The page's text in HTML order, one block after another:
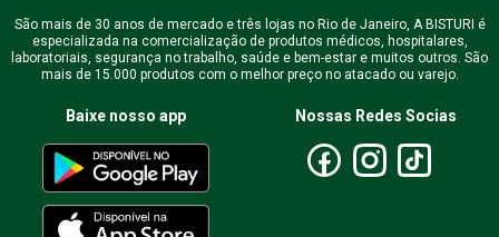
Endereço de email
Escreva uma avaliação
São mais de 30 anos de mercado e três lojas no Rio de Janeiro, A BISTURI é
especializada na comercialização de produtos médicos, hospitalares,
laboratoriais, segurança no trabalho, saúde e bem-estar e muitos outros. São
mais de 15.000 produtos com o melhor preço no atacado ou varejo.
Baixe nosso app Nossas Redes Socias